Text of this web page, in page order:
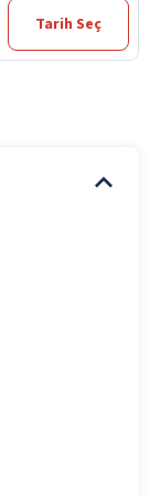
Tarih Seç